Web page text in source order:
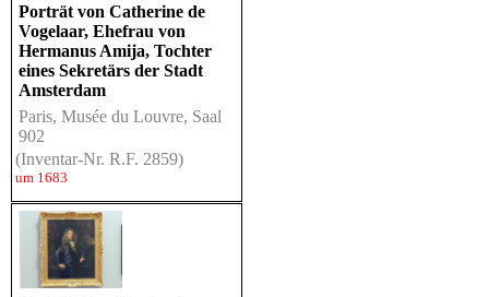
Porträt von Catherine de
Vogelaar, Ehefrau von
Hermanus Amija, Tochter
eines Sekretärs der Stadt
Amsterdam
Paris, Musée du Louvre, Saal
902
(Inventar-Nr. R.F. 2859)
um 1683